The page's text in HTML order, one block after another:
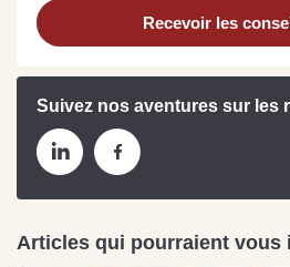
Recevoir les
Suivez nos aventures sur les
Articles qui pourraient vous